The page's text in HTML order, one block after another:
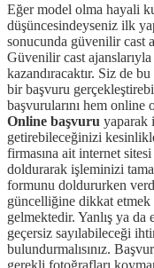
Eğer model olma hayali
düşüncesindeyseniz ilk
sonucunda güvenilir cast
Güvenilir cast
kazandıracaktır. Siz de
bir başvuru
başvurularını hem
Online başvuru yaparak
getirebileceğinizi kesinlikle
firmasına ait internet
doldurarak işleminizi
formunu doldururken
güncelliğine dikkat
gelmektedir. Yanlış ya
geçersiz sayılabileceği
bulundurmalısınız.
gerekli fotoğrafları